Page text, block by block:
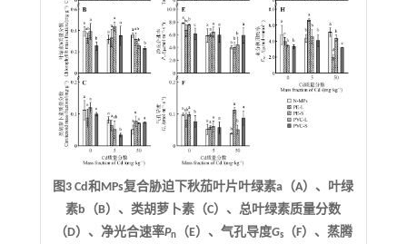
图3 Cd和MPs复合胁迫下秋茄叶片叶绿素a（A）、叶绿
素b（B）、类胡萝卜素（C）、总叶绿素质量分数
（D）、净光合速率Pn（E）、气孔导度Gs（F）、蒸腾